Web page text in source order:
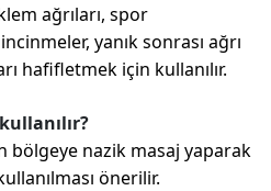
ağrıları, spor
yanık sonrası ağrı
hafifletmek için kullanılır.
bölgeye nazik masaj yaparak
önerilir.